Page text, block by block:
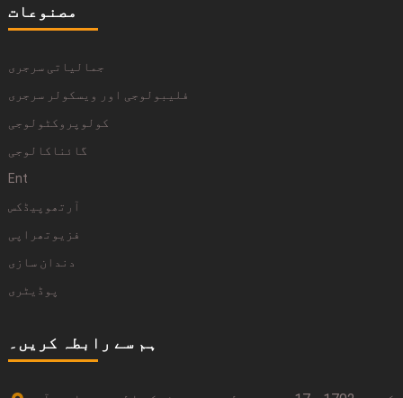
مصنوعات
جمالیاتی سرجری
فلیبولوجی اور ویسکولر سرجری
کولوپروکٹولوجی
گائناکالوجی
Ent
آرتھوپیڈکس
فزیوتھراپی
دندان سازی
پوڈیٹری
ہم سے رابطہ کریں۔